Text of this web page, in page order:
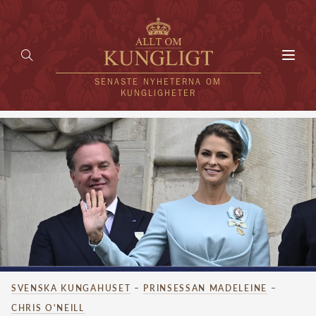
SENASTE NYHETERNA OM
KUNGLIGHETER
HEM
KUNGAFAMILJEN
UTLÄNDSKT
KÄNDISAR
VÄRLDENS KUNGAHUS
Svenska kungahuset
SVENSKA KUNGAHUSET – PRINSESSAN MADELEINE –
CHRIS O'NEILL